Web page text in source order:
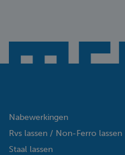
Nabewerkingen
Rvs lassen / Non-Ferro lassen
Staal lassen